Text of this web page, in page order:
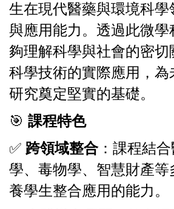
生在現代醫藥與環境科學
與應用能力。透過此微學
夠理解科學與社會的密切
科學技術的實際應用，為
研究奠定堅實的基礎。
🎯 課程特色
✅ 跨領域整合：課程結
學、毒物學、智慧財產等
養學生整合應用的能力。